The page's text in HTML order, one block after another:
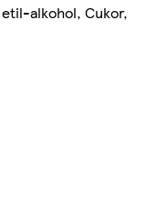
etil-alkohol, Cukor,